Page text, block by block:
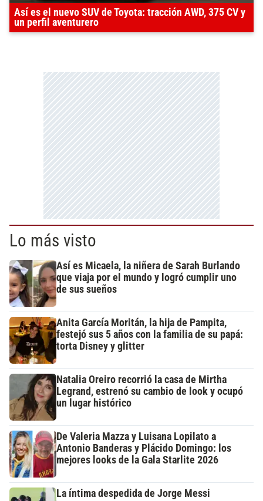
Así es el nuevo SUV de Toyota: tracción AWD, 375 CV y
un perfil aventurero
Lo más visto
Así es Micaela, la niñera de Sarah Burlando
que viaja por el mundo y logró cumplir uno
de sus sueños
Anita García Moritán, la hija de Pampita,
festejó sus 5 años con la familia de su papá:
torta Disney y glitter
Natalia Oreiro recorrió la casa de Mirtha
Legrand, estrenó su cambio de look y ocupó
un lugar histórico
De Valeria Mazza y Luisana Lopilato a
Antonio Banderas y Plácido Domingo: los
mejores looks de la Gala Starlite 2026
La íntima despedida de Jorge Messi